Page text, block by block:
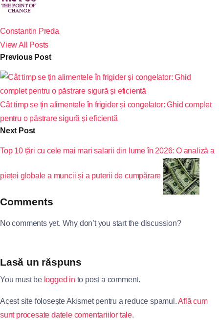
Constantin Preda
View All Posts
Previous Post
Cât timp se țin alimentele în frigider și congelator: Ghid complet
pentru o păstrare sigură și eficientă
Next Post
Top 10 țări cu cele mai mari salarii din lume în 2026: O analiză a
pieței globale a muncii și a puterii de cumpărare
Comments
No comments yet. Why don’t you start the discussion?
Lasă un răspuns
You must be logged in to post a comment.
Acest site folosește Akismet pentru a reduce spamul.Află cum
sunt procesate datele comentariilor tale.